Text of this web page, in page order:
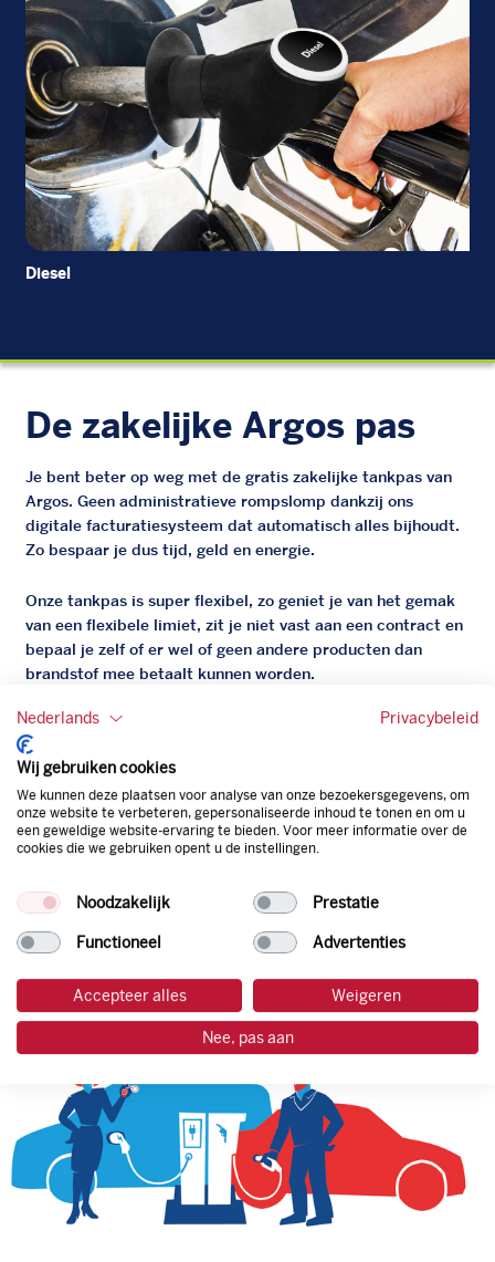
Diesel
De zakelijke Argos pas
Je bent beter op weg met de gratis zakelijke tankpas van
Argos. Geen administratieve rompslomp dankzij ons
digitale facturatiesysteem dat automatisch alles bijhoudt.
Zo bespaar je dus tijd, geld en energie.
Onze tankpas is super flexibel, zo geniet je van het gemak
van een flexibele limiet, zit je niet vast aan een contract en
bepaal je zelf of er wel of geen andere producten dan
brandstof mee betaalt kunnen worden.
korting. Mocht de pompprijs toch lager zijn dan betaal je
natuurlijk de prijs aan de pomp. Zo ben je altijd verzekerd
van de laagste prijs.
tankpas aanvragen
laadpas aanvragen
Nederlands Privacybeleid
Wij gebruiken cookies
We kunnen deze plaatsen voor analyse van onze bezoekersgegevens, om
onze website te verbeteren, gepersonaliseerde inhoud te tonen en om u
een geweldige website-ervaring te bieden. Voor meer informatie over de
cookies die we gebruiken opent u de instellingen.
Noodzakelijk Prestatie
Functioneel Advertenties
Accepteer alles Weigeren
Nee, pas aan